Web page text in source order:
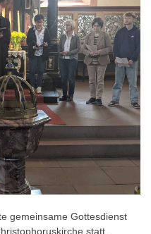
gemeinsame Gottesdienst
statt.